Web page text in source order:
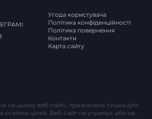
Угода користувача
Політика конфіденційності
Політика повернення
Контакти
Карта сайту
на цьому веб-сайті, призначена тільки для
освітніх цілей. Веб-сайт не утримує або не